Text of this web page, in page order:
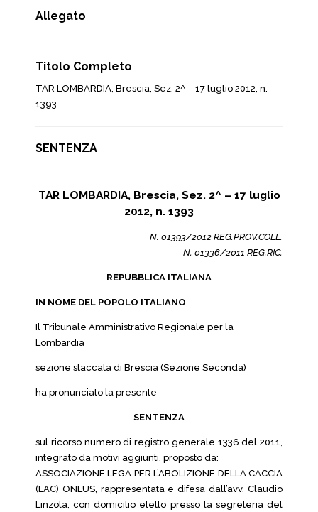
Allegato
Titolo Completo
TAR LOMBARDIA, Brescia, Sez. 2^ – 17 luglio 2012, n.
1393
SENTENZA
TAR LOMBARDIA, Brescia, Sez. 2^ – 17 luglio
2012, n. 1393
N. 01393/2012 REG.PROV.COLL.
N. 01336/2011 REG.RIC.
REPUBBLICA ITALIANA
IN NOME DEL POPOLO ITALIANO
Il Tribunale Amministrativo Regionale per la
Lombardia
sezione staccata di Brescia (Sezione Seconda)
ha pronunciato la presente
SENTENZA
sul ricorso numero di registro generale 1336 del 2011,
integrato da motivi aggiunti, proposto da:
ASSOCIAZIONE LEGA PER L’ABOLIZIONE DELLA CACCIA
(LAC) ONLUS, rappresentata e difesa dall’avv. Claudio
Linzola, con domicilio eletto presso la segreteria del